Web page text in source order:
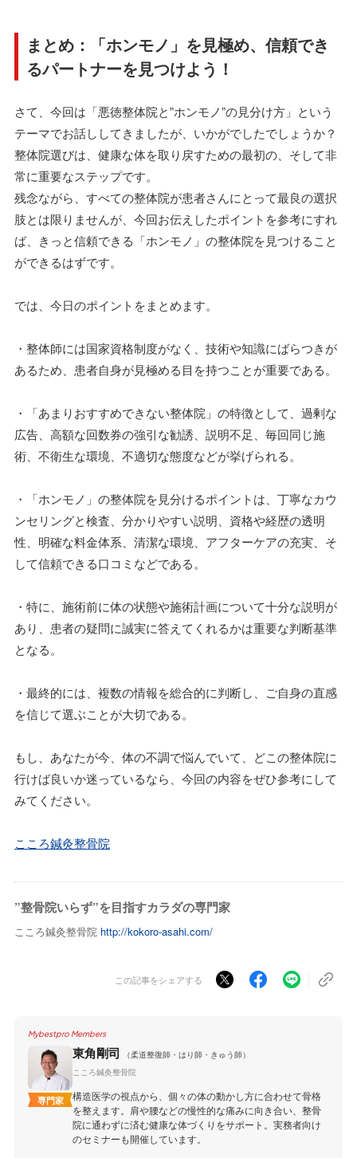
まとめ：「ホンモノ」を見極め、信頼でき
るパートナーを見つけよう！
さて、今回は「悪徳整体院と”ホンモノ”の見分け方」という
テーマでお話ししてきましたが、いかがでしたでしょうか？
整体院選びは、健康な体を取り戻すための最初の、そして非
常に重要なステップです。
残念ながら、すべての整体院が患者さんにとって最良の選択
肢とは限りませんが、今回お伝えしたポイントを参考にすれ
ば、きっと信頼できる「ホンモノ」の整体院を見つけること
ができるはずです。
では、今日のポイントをまとめます。
・整体師には国家資格制度がなく、技術や知識にばらつきが
あるため、患者自身が見極める目を持つことが重要である。
・「あまりおすすめできない整体院」の特徴として、過剰な
広告、高額な回数券の強引な勧誘、説明不足、毎回同じ施
術、不衛生な環境、不適切な態度などが挙げられる。
・「ホンモノ」の整体院を見分けるポイントは、丁寧なカウ
ンセリングと検査、分かりやすい説明、資格や経歴の透明
性、明確な料金体系、清潔な環境、アフターケアの充実、そ
して信頼できる口コミなどである。
・特に、施術前に体の状態や施術計画について十分な説明が
あり、患者の疑問に誠実に答えてくれるかは重要な判断基準
となる。
・最終的には、複数の情報を総合的に判断し、ご自身の直感
を信じて選ぶことが大切である。
もし、あなたが今、体の不調で悩んでいて、どこの整体院に
行けば良いか迷っているなら、今回の内容をぜひ参考にして
みてください。
こころ鍼灸整骨院
”整骨院いらず”を目指すカラダの専門家
こころ鍼灸整骨院 http://kokoro-asahi.com/
この記事をシェアする
Mybestpro Members
専門家
東角剛司
（柔道整復師・はり師・きゅう師）
こころ鍼灸整骨院
構造医学の視点から、個々の体の動かし方に合わせて骨格
を整えます。肩や腰などの慢性的な痛みに向き合い、整骨
院に通わずに済む健康な体づくりをサポート。実務者向け
のセミナーも開催しています。